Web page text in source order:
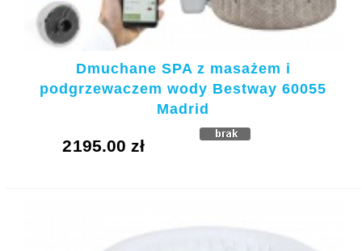
Dmuchane SPA z masażem i
podgrzewaczem wody Bestway 60055
Madrid
KUPUJE
2195.00 zł